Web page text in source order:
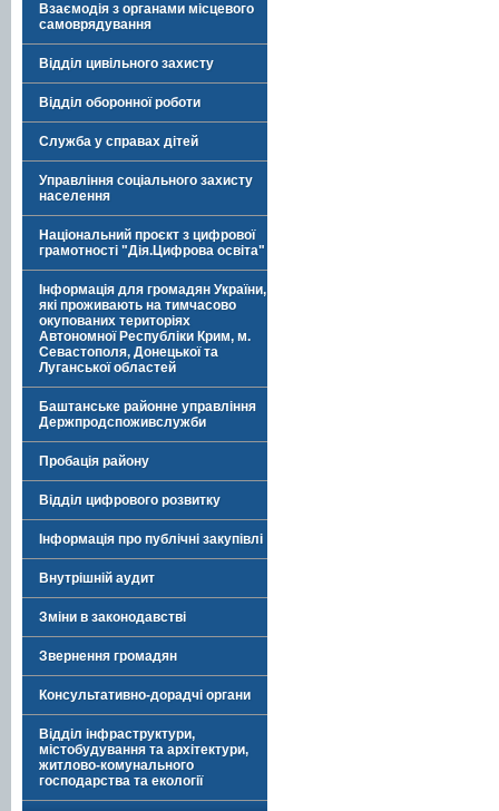
Взаємодія з органами місцевого
самоврядування
Відділ цивільного захисту
Відділ оборонної роботи
Служба у справах дітей
Управління соціального захисту
населення
Національний проєкт з цифрової
грамотності "Дія.Цифрова освіта"
Інформація для громадян України,
які проживають на тимчасово
окупованих територіях
Автономної Республіки Крим, м.
Севастополя, Донецької та
Луганської областей
Баштанське районне управління
Держпродспоживслужби
Пробація району
Відділ цифрового розвитку
Інформація про публічні закупівлі
Внутрішній аудит
Зміни в законодавстві
Звернення громадян
Консультативно-дорадчі органи
Відділ інфраструктури,
містобудування та архітектури,
житлово-комунального
господарства та екології